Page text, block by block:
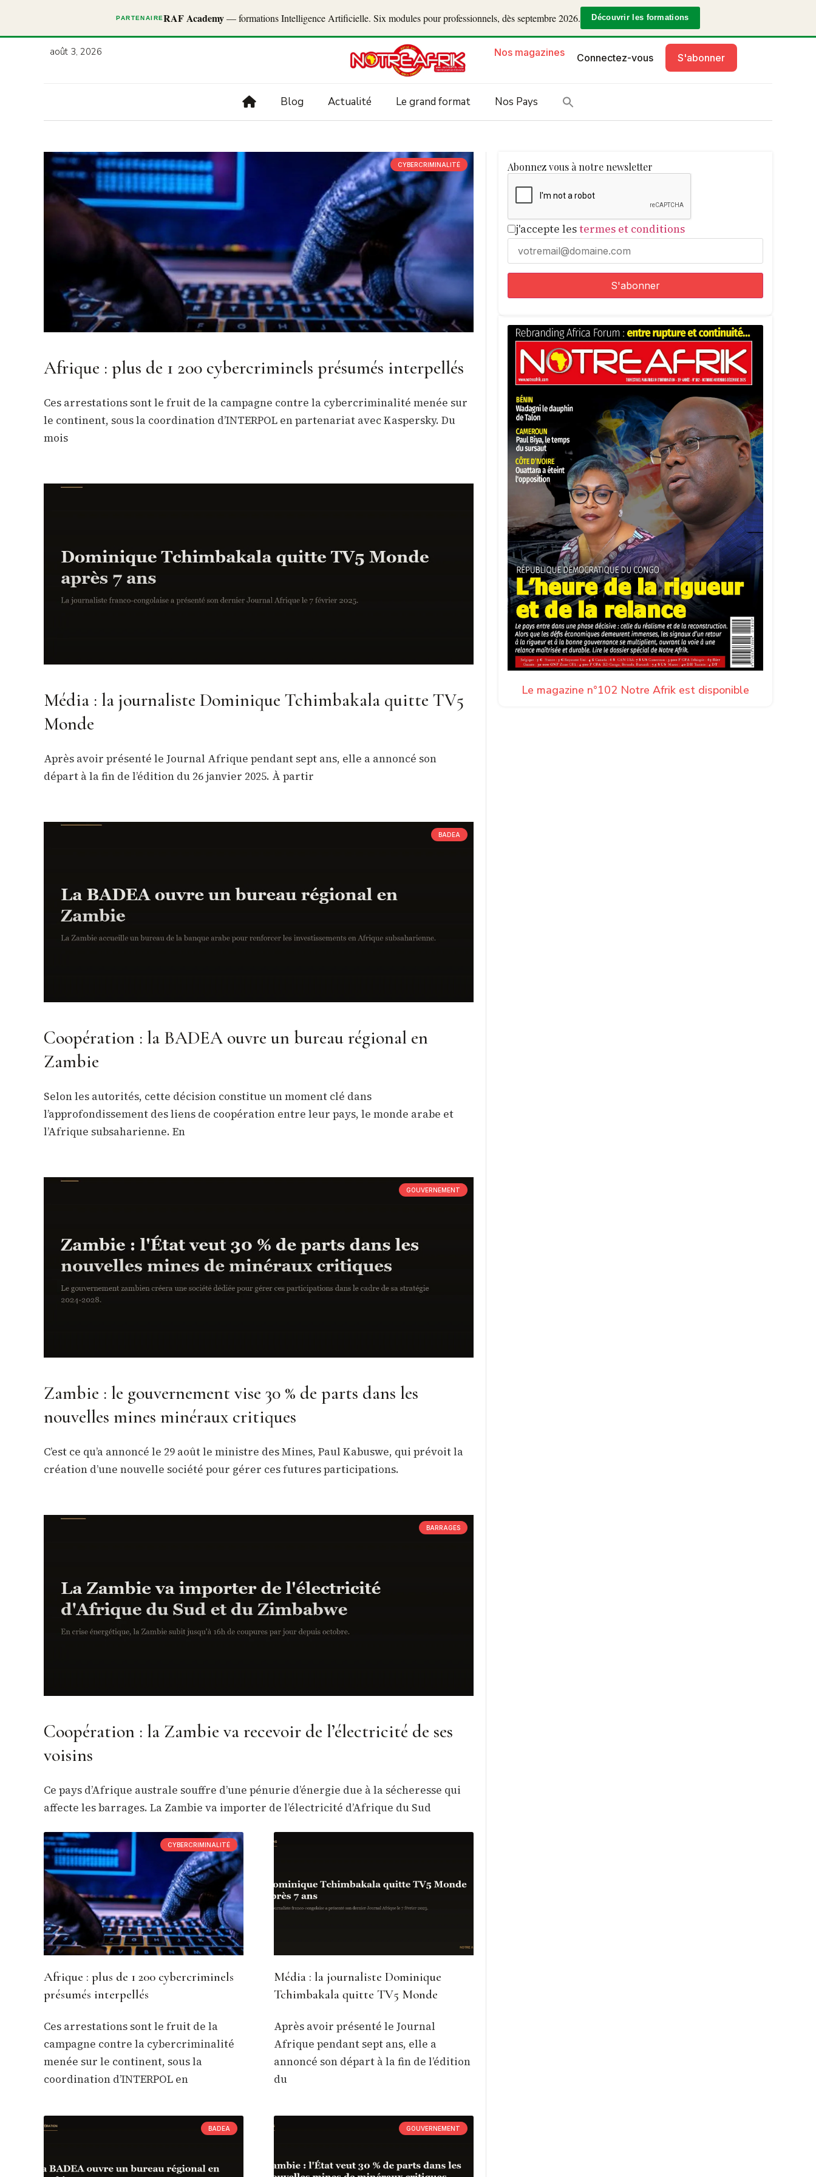
PARTENAIRERAF Academy— formations Intelligence Artificielle. Six modules pour professionnels, dès septembre 2026. Découvrir les formations
août 3, 2026 Nos magazines Connectez-vous S'abonner
Blog Actualité Le grand format Nos Pays
CYBERCRIMINALITÉ
Afrique : plus de 1 200 cybercriminels présumés interpellés
Ces arrestations sont le fruit de la campagne contre la cybercriminalité menée sur
le continent, sous la coordination d’INTERPOL en partenariat avec Kaspersky. Du
mois
Média : la journaliste Dominique Tchimbakala quitte TV5
Monde
Après avoir présenté le Journal Afrique pendant sept ans, elle a annoncé son
départ à la fin de l’édition du 26 janvier 2025. À partir
BADEA
Coopération : la BADEA ouvre un bureau régional en
Zambie
Selon les autorités, cette décision constitue un moment clé dans
l’approfondissement des liens de coopération entre leur pays, le monde arabe et
l’Afrique subsaharienne. En
GOUVERNEMENT
Zambie : le gouvernement vise 30 % de parts dans les
nouvelles mines minéraux critiques
C’est ce qu’a annoncé le 29 août le ministre des Mines, Paul Kabuswe, qui prévoit la
création d’une nouvelle société pour gérer ces futures participations.
BARRAGES
Coopération : la Zambie va recevoir de l’électricité de ses
voisins
Ce pays d’Afrique australe souffre d’une pénurie d’énergie due à la sécheresse qui
affecte les barrages. La Zambie va importer de l’électricité d’Afrique du Sud
CYBERCRIMINALITÉ
Afrique : plus de 1 200 cybercriminels
présumés interpellés
Ces arrestations sont le fruit de la
campagne contre la cybercriminalité
menée sur le continent, sous la
coordination d’INTERPOL en
Média : la journaliste Dominique
Tchimbakala quitte TV5 Monde
Après avoir présenté le Journal
Afrique pendant sept ans, elle a
annoncé son départ à la fin de l’édition
du
BADEA GOUVERNEMENT
Abonnez vous à notre newsletter
j'accepte lestermes et conditions
Le magazine n°102 Notre Afrik est disponible